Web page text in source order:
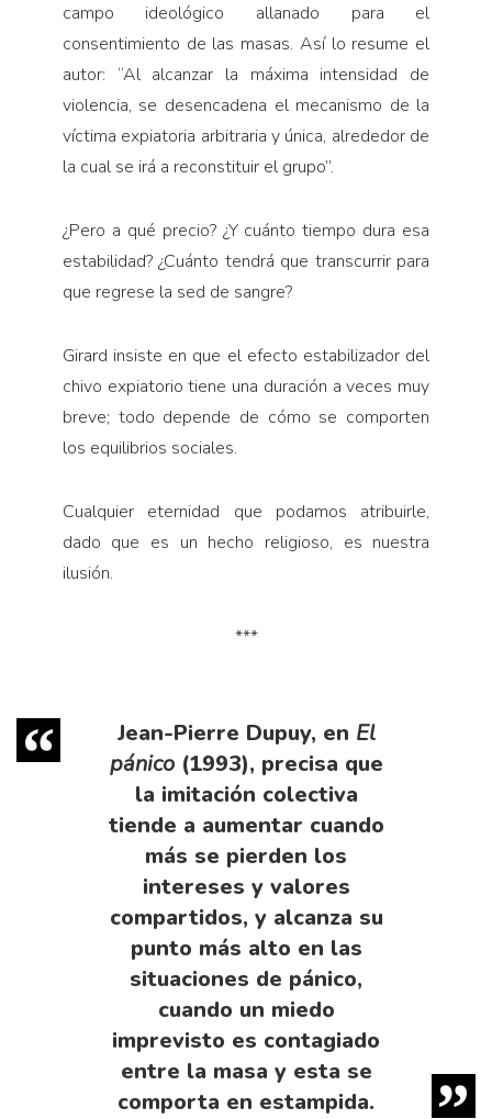
campo ideológico allanado para el
consentimiento de las masas. Así lo resume el
autor: “Al alcanzar la máxima intensidad de
violencia, se desencadena el mecanismo de la
víctima expiatoria arbitraria y única, alrededor de
la cual se irá a reconstituir el grupo”.
¿Pero a qué precio? ¿Y cuánto tiempo dura esa
estabilidad? ¿Cuánto tendrá que transcurrir para
que regrese la sed de sangre?
Girard insiste en que el efecto estabilizador del
chivo expiatorio tiene una duración a veces muy
breve; todo depende de cómo se comporten
los equilibrios sociales.
Cualquier eternidad que podamos atribuirle,
dado que es un hecho religioso, es nuestra
ilusión.
***
Jean-Pierre Dupuy, en El
pánico(1993), precisa que
la imitación colectiva
tiende a aumentar cuando
más se pierden los
intereses y valores
compartidos, y alcanza su
punto más alto en las
situaciones de pánico,
cuando un miedo
imprevisto es contagiado
entre la masa y esta se
comporta en estampida.